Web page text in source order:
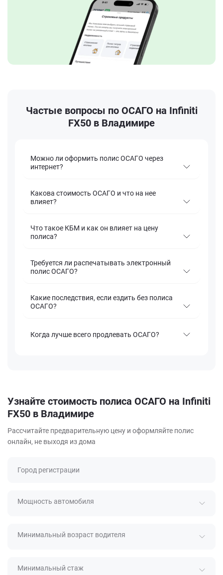
Частые вопросы по ОСАГО на Infiniti
FX50 в Владимире
Можно ли оформить полис ОСАГО через
интернет?
Какова стоимость ОСАГО и что на нее
влияет?
Что такое КБМ и как он влияет на цену
полиса?
Требуется ли распечатывать электронный
полис ОСАГО?
Какие последствия, если ездить без полиса
ОСАГО?
Когда лучше всего продлевать ОСАГО?
Узнайте стоимость полиса ОСАГО на Infiniti
FX50 в Владимире
Рассчитайте предварительную цену и оформляйте полис
онлайн, не выходя из дома
Город регистрации
Мощность автомобиля
Минимальный возраст водителя
Минимальный стаж